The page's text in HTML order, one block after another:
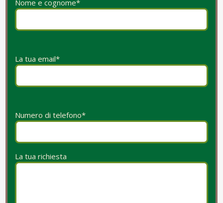
Nome e cognome*
La tua email*
Numero di telefono*
La tua richiesta